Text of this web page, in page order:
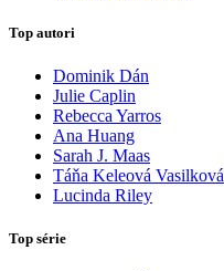
Top autori
Dominik Dán
Julie Caplin
Rebecca Yarros
Ana Huang
Sarah J. Maas
Táňa Keleová Vasilková
Lucinda Riley
Top série